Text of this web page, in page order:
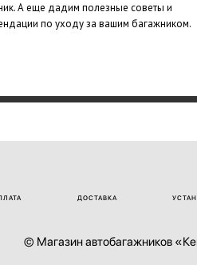
А еще дадим полезные советы и
по уходу за вашим багажником.
ДОСТАВКА
© Магазин автобагажников